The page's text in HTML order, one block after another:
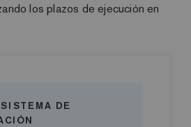
los plazos de ejecución en
DE